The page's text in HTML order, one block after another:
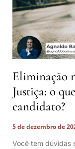
Eliminação
Justiça: o
candidato?
5 de dezembro de
Você tem dúvidas